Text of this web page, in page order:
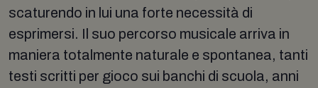
scaturendo in lui una forte necessità di
esprimersi. Il suo percorso musicale arriva in
maniera totalmente naturale e spontanea, tanti
testi scritti per gioco sui banchi di scuola, anni